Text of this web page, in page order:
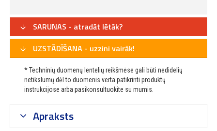
SARUNAS - atradāt lētāk?
UZSTĀDĪŠANA - uzzini vairāk!
* Techninių duomenų lentelių reikšmėse gali būti nedidelių
netikslumų dėl to duomenis verta patikrinti produktų
instrukcijose arba pasikonsultuokite su mumis.
Apraksts